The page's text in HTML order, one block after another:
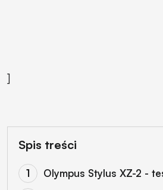
]
Spis treści
Olympus Stylus XZ-2 -